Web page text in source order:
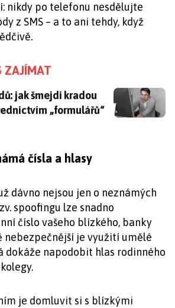
nikdy po telefonu nesdělujte
z SMS – a to ani tehdy, když
ZAJÍMAT
jak šmejdi kradou vaše údaje
jak šmejdi kradou
„formulářů“
čísla a hlasy
dávno nejsou jen o neznámých
spoofingu lze snadno
číslo vašeho blízkého, banky
nebezpečnější je využití umělé
dokáže napodobit hlas rodinného
je domluvit si s blízkými